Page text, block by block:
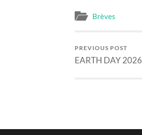
Brèves
PREVIOUS POST
EARTH DAY 2026